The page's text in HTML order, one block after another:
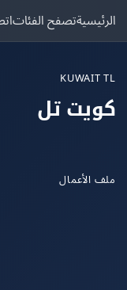
تصفح الفئاتاتصل بنا
تل